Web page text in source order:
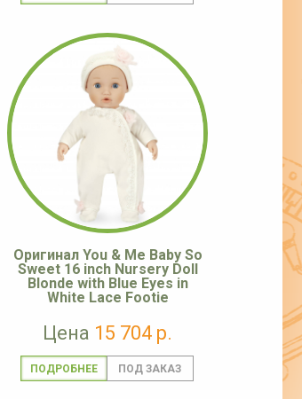
Оригинал You & Me Baby So
Sweet 16 inch Nursery Doll
Blonde with Blue Eyes in
White Lace Footie
Цена 15 704 р.
ПОДРОБНЕЕ